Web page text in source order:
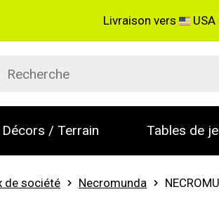
Livraison vers USA
Décors / Terrain Tables de
de société Necromunda